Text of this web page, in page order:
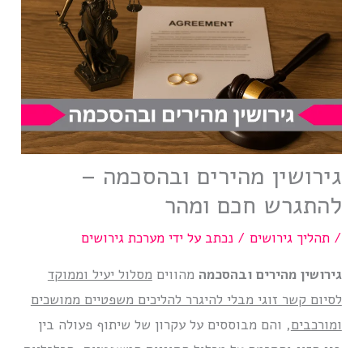
גירושין מהירים ובהסכמה –
להתגרש חכם ומהר
/תהליך גירושים / נכתב על ידימערכת גירושים
גירושין מהירים ובהסכמה מהווים מסלול יעיל וממוקד
לסיום קשר זוגי מבלי להיגרר להליכים משפטיים ממושכים
ומורכבים, והם מבוססים על עקרון של שיתוף פעולה בין